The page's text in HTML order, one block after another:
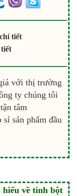
tiết
với thị trường
ty chúng tôi
tâm
sản phẩm đầu
hiểu về tinh bột